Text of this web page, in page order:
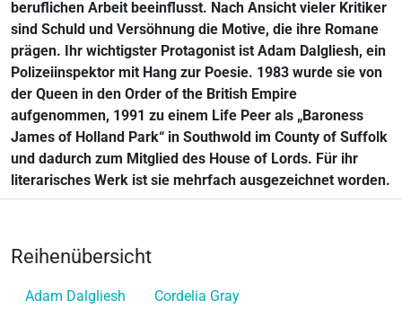
beruflichen Arbeit beeinflusst. Nach Ansicht vieler Kritiker
sind Schuld und Versöhnung die Motive, die ihre Romane
prägen. Ihr wichtigster Protagonist ist Adam Dalgliesh, ein
Polizeiinspektor mit Hang zur Poesie. 1983 wurde sie von
der Queen in den Order of the British Empire
aufgenommen, 1991 zu einem Life Peer als „Baroness
James of Holland Park“ in Southwold im County of Suffolk
und dadurch zum Mitglied des House of Lords. Für ihr
literarisches Werk ist sie mehrfach ausgezeichnet worden.
Reihenübersicht
Adam Dalgliesh Cordelia Gray